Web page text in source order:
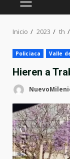
MENÚ
Inicio 2023 th
Policiaca Valle
Hieren a